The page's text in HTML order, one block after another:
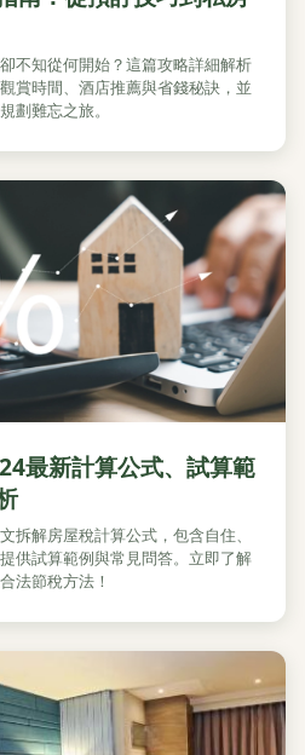
不知從何開始？這篇攻略詳細解析
賞時間、酒店推薦與省錢秘訣，並
劃難忘之旅。
最新計算公式、試算範
拆解房屋稅計算公式，包含自住、
供試算範例與常見問答。立即了解
法節稅方法！